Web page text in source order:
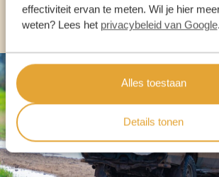
effectiviteit ervan te meten. Wil je hier
weten? Lees het privacybeleid van Google.
Alles toestaan
Details tonen
ANDERE LANDEN